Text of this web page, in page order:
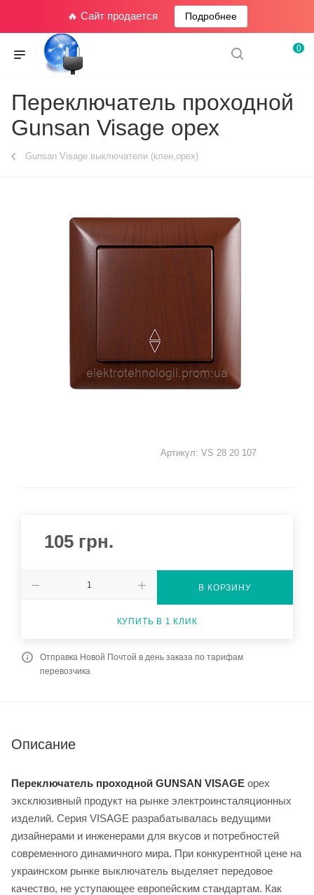
🔥 Сайт продается Подробнее
0
Переключатель проходной
Gunsan Visage орех
Gunsan Visage выключатели (клен,орех)
Артикул: VS 28 20 107
105 грн.
В КОРЗИНУ
КУПИТЬ В 1 КЛИК
Отправка Новой Почтой в день заказа по тарифам
перевозчика
Описание
Переключатель проходной GUNSAN VISAGE орех
эксклюзивный продукт на рынке электроинсталяционных
изделий. Серия VISAGE разрабатывалась ведущими
дизайнерами и инженерами для вкусов и потребностей
современного динамичного мира. При конкурентной цене на
украинском рынке выключатель выделяет передовое
качество, не уступающее европейским стандартам. Как